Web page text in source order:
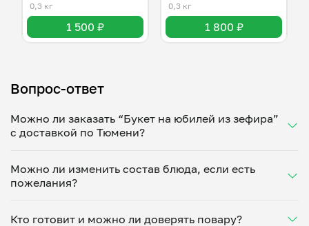
0,3 кг
1 500 ₽
0,3 кг
1 800 ₽
Вопрос-ответ
Можно ли заказать “Букет на юбилей из зефира”
с доставкой по Тюмени?
Укажите удобное время — и получите свежее
домашнее блюдо в большой порции прямо с плиты.
минут. Статус заказа отслеживайте в личном
Можно ли изменить состав блюда, если есть
пожелания?
под ваши предпочтения: уберет специи, снизит
Кто готовит и можно ли доверять повару?